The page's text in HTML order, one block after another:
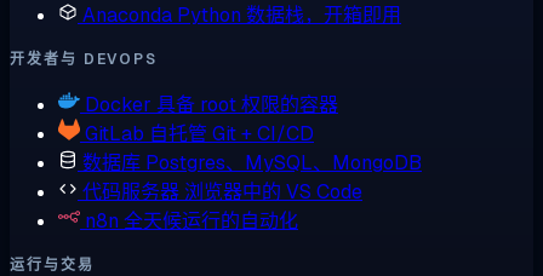
Anaconda Python 数据栈，开箱即用
开发者与 DEVOPS
Docker 具备 root 权限的容器
GitLab 自托管 Git + CI/CD
数据库 Postgres、MySQL、MongoDB
代码服务器 浏览器中的 VS Code
n8n 全天候运行的自动化
运行与交易